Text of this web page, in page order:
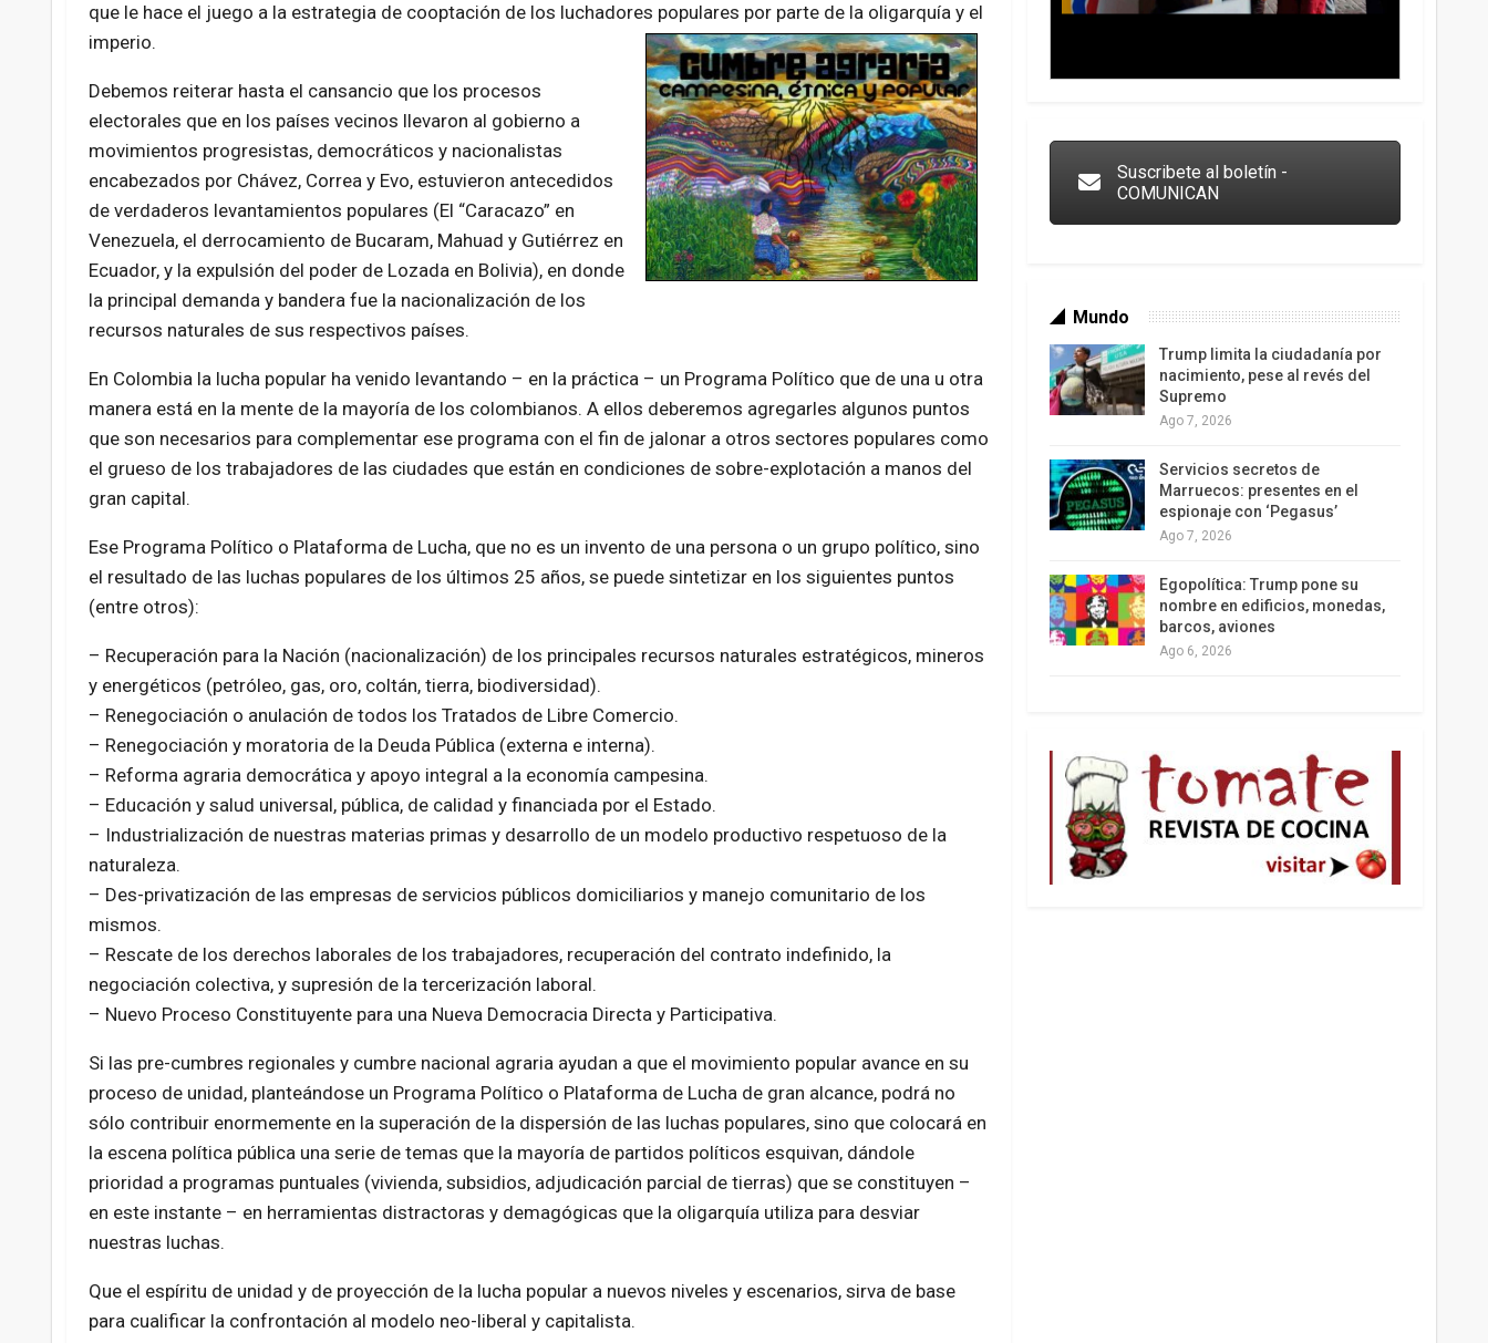
que le hace el juego a la estrategia de cooptación de los luchadores populares por parte de la oligarquía y el
imperio.
Debemos reiterar hasta el cansancio que los procesos
electorales que en los países vecinos llevaron al gobierno a
movimientos progresistas, democráticos y nacionalistas
encabezados por Chávez, Correa y Evo, estuvieron antecedidos
de verdaderos levantamientos populares (El “Caracazo” en
Venezuela, el derrocamiento de Bucaram, Mahuad y Gutiérrez en
Ecuador, y la expulsión del poder de Lozada en Bolivia), en donde
la principal demanda y bandera fue la nacionalización de los
recursos naturales de sus respectivos países.
En Colombia la lucha popular ha venido levantando – en la práctica – un Programa Político que de una u otra
manera está en la mente de la mayoría de los colombianos. A ellos deberemos agregarles algunos puntos
que son necesarios para complementar ese programa con el fin de jalonar a otros sectores populares como
el grueso de los trabajadores de las ciudades que están en condiciones de sobre-explotación a manos del
gran capital.
Ese Programa Político o Plataforma de Lucha, que no es un invento de una persona o un grupo político, sino
el resultado de las luchas populares de los últimos 25 años, se puede sintetizar en los siguientes puntos
(entre otros):
– Recuperación para la Nación (nacionalización) de los principales recursos naturales estratégicos, mineros
y energéticos (petróleo, gas, oro, coltán, tierra, biodiversidad).
– Renegociación o anulación de todos los Tratados de Libre Comercio.
– Renegociación y moratoria de la Deuda Pública (externa e interna).
– Reforma agraria democrática y apoyo integral a la economía campesina.
– Educación y salud universal, pública, de calidad y financiada por el Estado.
– Industrialización de nuestras materias primas y desarrollo de un modelo productivo respetuoso de la
naturaleza.
– Des-privatización de las empresas de servicios públicos domiciliarios y manejo comunitario de los
mismos.
– Rescate de los derechos laborales de los trabajadores, recuperación del contrato indefinido, la
negociación colectiva, y supresión de la tercerización laboral.
– Nuevo Proceso Constituyente para una Nueva Democracia Directa y Participativa.
Si las pre-cumbres regionales y cumbre nacional agraria ayudan a que el movimiento popular avance en su
proceso de unidad, planteándose un Programa Político o Plataforma de Lucha de gran alcance, podrá no
sólo contribuir enormemente en la superación de la dispersión de las luchas populares, sino que colocará en
la escena política pública una serie de temas que la mayoría de partidos políticos esquivan, dándole
prioridad a programas puntuales (vivienda, subsidios, adjudicación parcial de tierras) que se constituyen –
en este instante – en herramientas distractoras y demagógicas que la oligarquía utiliza para desviar
nuestras luchas.
Que el espíritu de unidad y de proyección de la lucha popular a nuevos niveles y escenarios, sirva de base
para cualificar la confrontación al modelo neo-liberal y capitalista.
Suscribete al boletín -
COMUNICAN
Mundo
Trump limita la ciudadanía por
nacimiento, pese al revés del
Supremo
Ago 7, 2026
Servicios secretos de
Marruecos: presentes en el
espionaje con ‘Pegasus’
Ago 7, 2026
Egopolítica: Trump pone su
nombre en edificios, monedas,
barcos, aviones
Ago 6, 2026